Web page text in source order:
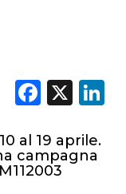
X
al 19 aprile.
campagna